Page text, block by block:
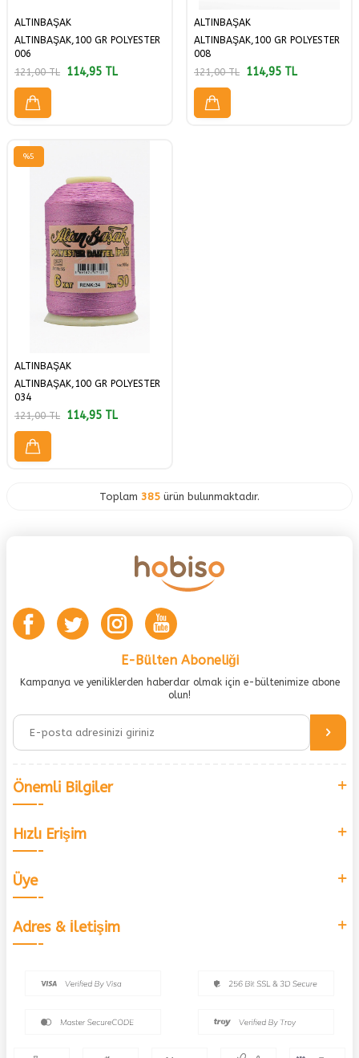
ALTINBAŞAK
ALTINBAŞAK,100 GR POLYESTER
006
121,00TL 114,95 TL
ALTINBAŞAK
ALTINBAŞAK,100 GR POLYESTER
008
121,00TL 114,95 TL
%5
ALTINBAŞAK
ALTINBAŞAK,100 GR POLYESTER
034
121,00TL 114,95 TL
Toplam 385 ürün bulunmaktadır.
E-Bülten Aboneliği
Kampanya ve yeniliklerden haberdar olmak için e-bültenimize abone
olun!
Önemli Bilgiler
Hızlı Erişim
Üye
Adres & İletişim